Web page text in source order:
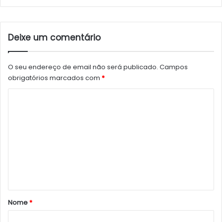
Deixe um comentário
O seu endereço de email não será publicado. Campos
obrigatórios marcados com *
r
Nome*